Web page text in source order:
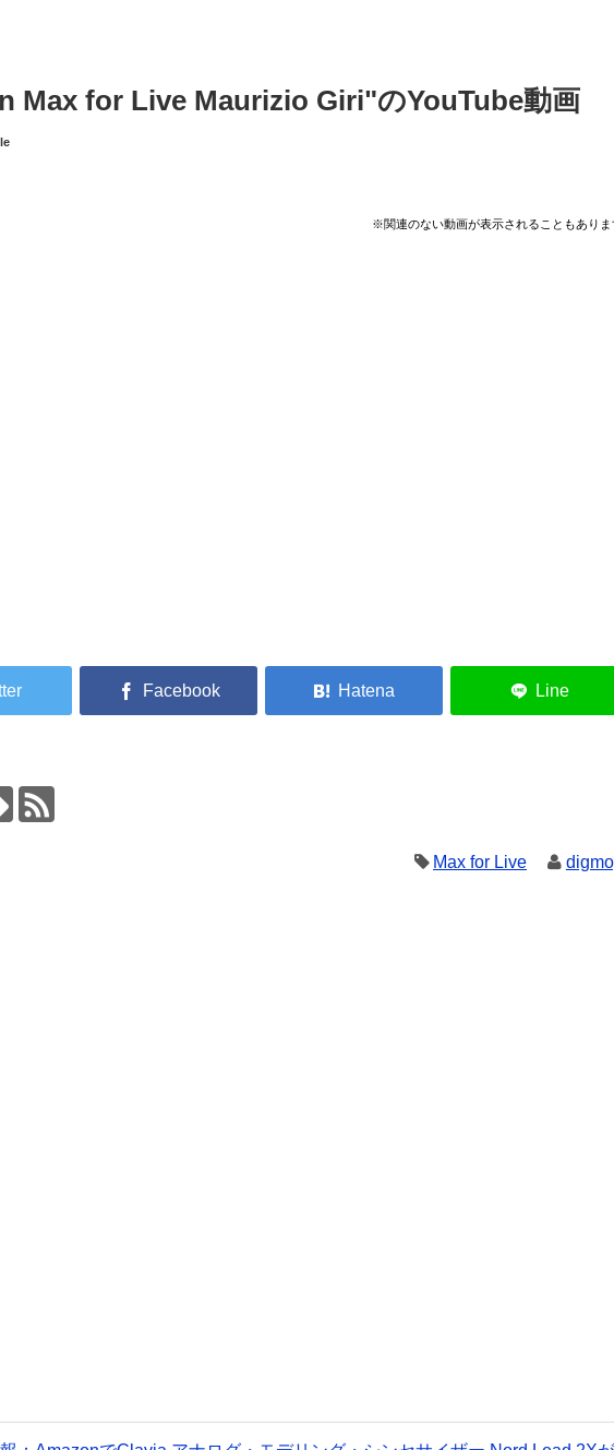
Max for Live Maurizio Giri"のYouTube動画
※関連のない動画が表示されることもありま
Max for Live